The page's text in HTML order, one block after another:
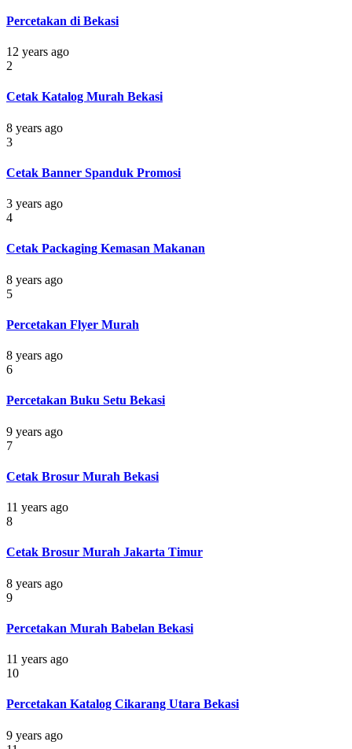
Percetakan di Bekasi
12 years ago
2
Cetak Katalog Murah Bekasi
8 years ago
3
Cetak Banner Spanduk Promosi
3 years ago
4
Cetak Packaging Kemasan Makanan
8 years ago
5
Percetakan Flyer Murah
8 years ago
6
Percetakan Buku Setu Bekasi
9 years ago
7
Cetak Brosur Murah Bekasi
11 years ago
8
Cetak Brosur Murah Jakarta Timur
8 years ago
9
Percetakan Murah Babelan Bekasi
11 years ago
10
Percetakan Katalog Cikarang Utara Bekasi
9 years ago